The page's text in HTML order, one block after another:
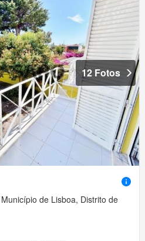
12 Fotos
de Lisboa, Distrito de